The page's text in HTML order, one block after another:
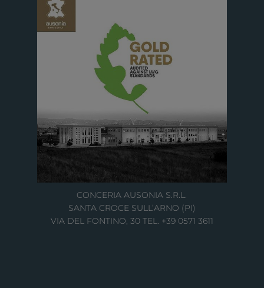
CONCERIA AUSONIA S.R.L.
SANTA CROCE SULL’ARNO (PI)
VIA DEL FONTINO, 30 TEL. +39 0571 3611